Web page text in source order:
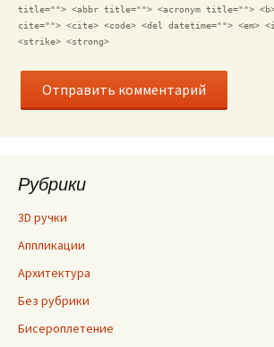
title=""> <abbr title=""> <acronym title=""> <b>
cite=""> <cite> <code> <del datetime=""> <em>
<strike> <strong>
Рубрики
3D ручки
Аппликации
Архитектура
Без рубрики
Бисероплетение